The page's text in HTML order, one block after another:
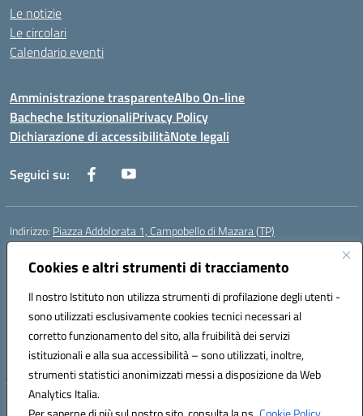
Cookies e altri strumenti di tracciamento
Il nostro Istituto non utilizza strumenti di profilazione degli utenti -
sono utilizzati esclusivamente cookies tecnici necessari al
corretto funzionamento del sito, alla fruibilità dei servizi
istituzionali e alla sua accessibilità – sono utilizzati, inoltre,
strumenti statistici anonimizzati messi a disposizione da Web
Analytics Italia.
Le notizie
Le circolari
Calendario eventi
Amministrazione trasparenteAlbo On-line
Bacheche IstituzionaliPrivacy Policy
Dichiarazione di accessibilitàNote legali
Seguici su:
Indirizzo: Piazza Addolorata 1, Campobello di Mazara (TP)
Centralino:
Posta elettronica certificata (PEC):tpic81800e@pec.istruzione.it
Codice fiscale: 81000910810
Codice meccanografico:TPIC81800E
Codice Indice delle Pubbliche Amministrazioni (IPA): istsc_tpic81800e
Codice unico di fatturazione (CUF): BAFXZG
Hosting & Powered by 3D Solution S.r.l.